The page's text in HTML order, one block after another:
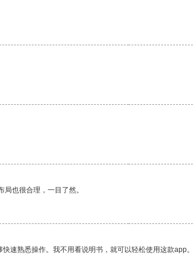
也很合理，一目了然。
速熟悉操作。我不用看说明书，就可以轻松使用这款app。